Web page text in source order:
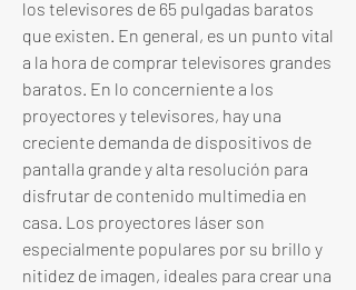
los televisores de 65 pulgadas baratos
que existen. En general, es un punto vital
a la hora de comprar televisores grandes
baratos. En lo concerniente a los
proyectores y televisores, hay una
creciente demanda de dispositivos de
pantalla grande y alta resolución para
disfrutar de contenido multimedia en
casa. Los proyectores láser son
especialmente populares por su brillo y
nitidez de imagen, ideales para crear una